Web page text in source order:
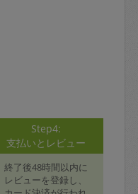
Step4:
支払いとレビュー
終了後48時間以内に
レビューを登録し、